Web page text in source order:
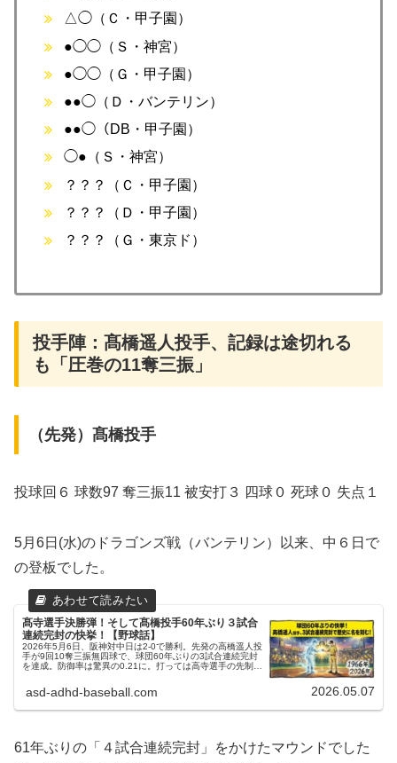
△◯（Ｃ・甲子園）
●◯◯（Ｓ・神宮）
●◯◯（Ｇ・甲子園）
●●◯（Ｄ・バンテリン）
●●◯（DB・甲子園）
◯●（Ｓ・神宮）
？？？（Ｃ・甲子園）
？？？（Ｄ・甲子園）
？？？（Ｇ・東京ド）
投手陣：髙橋遥人投手、記録は途切れる
も「圧巻の11奪三振」
（先発）髙橋投手
投球回６ 球数97 奪三振11 被安打３ 四球０ 死球０ 失点１
5月6日(水)のドラゴンズ戦（バンテリン）以来、中６日で
の登板でした。
髙寺選手決勝弾！そして髙橋投手60年ぶり３試合
連続完封の快挙！【野球話】
2026年5月6日、阪神対中日は2-0で勝利。先発の高橋遥人投
手が9回10奪三振無四球で、球団60年ぶりの3試合連続完封
を達成。防御率は驚異の0.21に。打っては高寺選手の先制1
asd-adhd-baseball.com 2026.05.07
61年ぶりの「４試合連続完封」をかけたマウンドでした